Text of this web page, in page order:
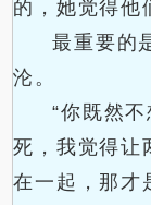
的，她觉得他
最重要的
沦。
“你既然
死，我觉得让
在一起，那才